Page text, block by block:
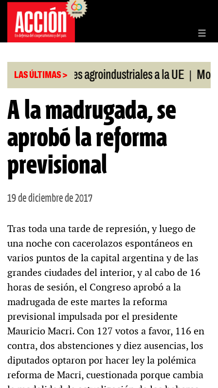
Saltar
contenido
LAS ÚLTIMAS >
Exportaciones agroindustriales a la UE |
A la madrugada, se
aprobó la reforma
previsional
19 de diciembre de 2017
Tras toda una tarde de represión, y luego de
una noche con cacerolazos espontáneos en
varios puntos de la capital argentina y de las
grandes ciudades del interior, y al cabo de 16
horas de sesión, el Congreso aprobó a la
madrugada de este martes la reforma
previsional impulsada por el presidente
Mauricio Macri. Con 127 votos a favor, 116 en
contra, dos abstenciones y diez ausencias, los
diputados optaron por hacer ley la polémica
reforma de Macri, cuestionada porque cambia